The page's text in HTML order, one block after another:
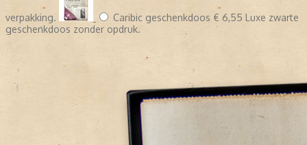
verpakking. Caribic geschenkdoos € 6,55 Luxe zwarte
geschenkdoos zonder opdruk.